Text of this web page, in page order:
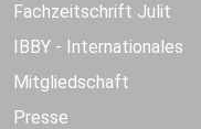
Fachzeitschrift Julit
IBBY - Internationales
Mitgliedschaft
Presse